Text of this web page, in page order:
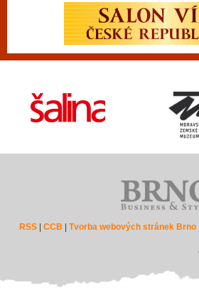
RSS |CCB |Tvorba webových stránek Brno